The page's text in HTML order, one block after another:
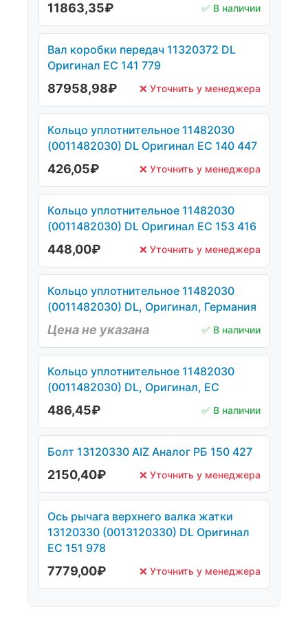
11863,35₽ ✅ В наличии
Вал коробки передач 11320372 DL
Оригинал ЕС 141 779
87958,98₽ ❌ Уточнить у менеджера
Кольцо уплотнительное 11482030
(0011482030) DL Оригинал ЕС 140 447
426,05₽ ❌ Уточнить у менеджера
Кольцо уплотнительное 11482030
(0011482030) DL Оригинал ЕС 153 416
448,00₽ ❌ Уточнить у менеджера
Кольцо уплотнительное 11482030
(0011482030) DL, Оригинал, Германия
Цена не указана ✅ В наличии
Кольцо уплотнительное 11482030
(0011482030) DL, Оригинал, ЕС
486,45₽ ✅ В наличии
Болт 13120330 AIZ Аналог РБ 150 427
2150,40₽ ❌ Уточнить у менеджера
Ось рычага верхнего валка жатки
13120330 (0013120330) DL Оригинал
ЕС 151 978
7779,00₽ ❌ Уточнить у менеджера